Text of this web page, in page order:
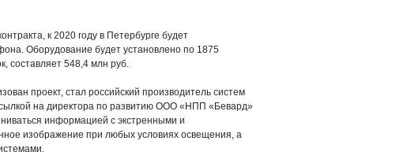
к 2020 году в Петербурге будет
Оборудование будет установлено по 1875
составляет 548,4 млн руб.
проект, стал российский производитель систем
на директора по развитию ООО «НПП «Бевард»
информацией с экстренными и
изображение при любых условиях освещения, а